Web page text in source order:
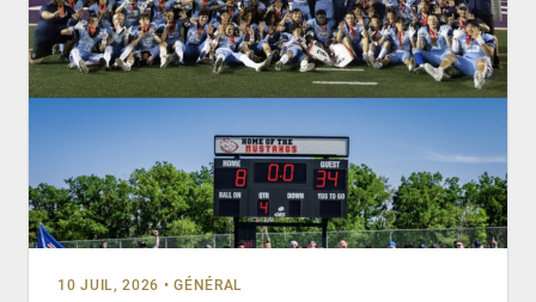
10 JUIL, 2026 • GÉNÉRAL